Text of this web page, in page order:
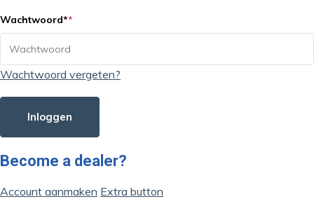
Wachtwoord**
Wachtwoord vergeten?
Inloggen
Become a dealer?
Account aanmaken Extra button